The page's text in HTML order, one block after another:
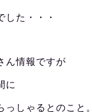
した・・・
ん情報ですが
に
っしゃるとのこと